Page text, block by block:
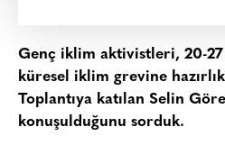
Genç iklim aktivistleri, 20-27
küresel iklim grevine
Toplantıya katılan Selin
konuşulduğunu sorduk.